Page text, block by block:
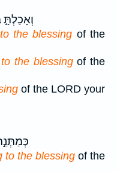
the blessing of the
the blessingof the
of the LORD your
to the blessingof the